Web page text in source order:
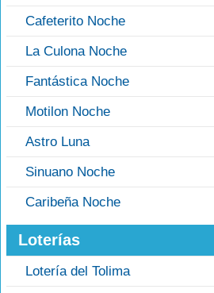
Cafeterito Noche
La Culona Noche
Fantástica Noche
Motilon Noche
Astro Luna
Sinuano Noche
Caribeña Noche
Loterías
Lotería del Tolima